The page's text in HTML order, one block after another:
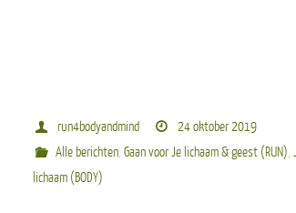
run4bodyandmind
24 oktober 2019
Alle berichten, Gaan voor Je lichaam & geest (RUN),
lichaam (BODY)